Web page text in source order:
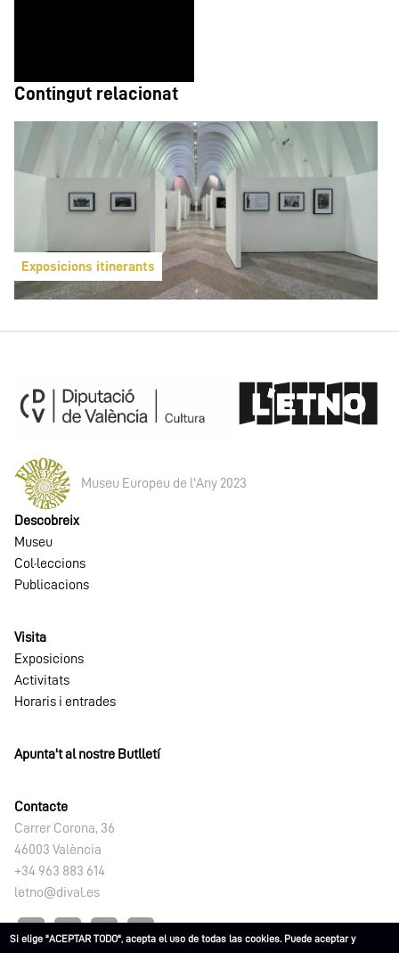
Contingut relacionat
Exposicions itinerants
Museu Europeu de l'Any 2023
Descobreix
Museu
Col·leccions
Publicacions
Visita
Exposicions
Activitats
Horaris i entrades
Apunta't al nostre Butlletí
Contacte
Carrer Corona, 36
46003 València
+34 963 883 614
letno@dival.es
Si elige "ACEPTAR TODO", acepta el uso de todas las cookies. Puede aceptar y